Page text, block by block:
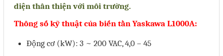
diện thân thiện với môi trường.
Thông số kỹ thuật của biến tần Yaskawa L1000A:
Động cơ (kW): 3 ~ 200 VAC, 4,0 – 45
Đồng hồ đo đa năng
Phụ kiện lắp tủ điện
Giới thiệu